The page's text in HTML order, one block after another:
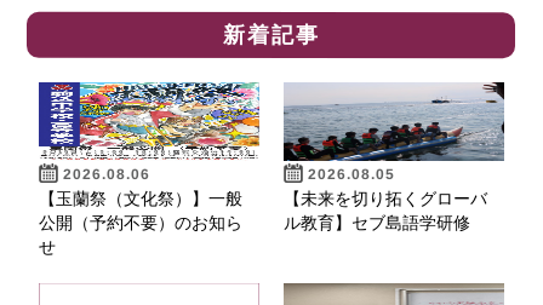
新着記事
2026.08.06
【玉蘭祭（文化祭）】一般
公開（予約不要）のお知ら
せ
2026.08.05
【未来を切り拓くグローバ
ル教育】セブ島語学研修